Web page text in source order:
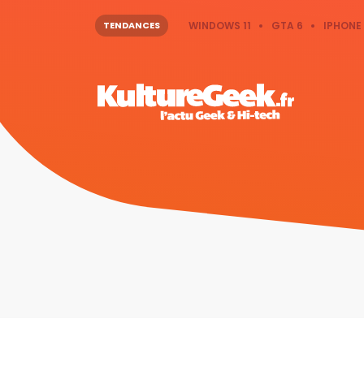
TENDANCES WINDOWS 11 GTA 6 IPHONE